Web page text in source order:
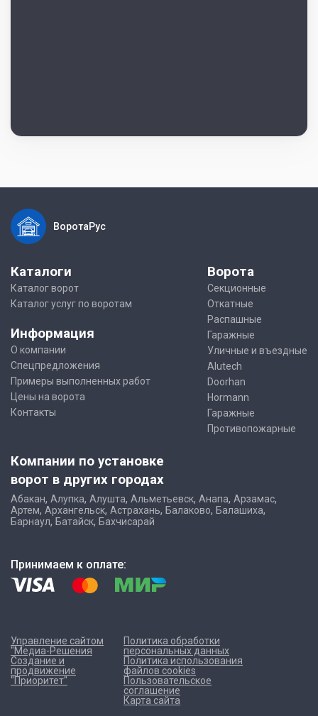
ВоротаРус
Каталоги
Каталог ворот
Каталог услуг по воротам
Информация
О компании
Спецпредложения
Примеры выполненных работ
Цены на ворота
Контакты
Ворота
Секционные
Откатные
Распашные
Гаражные
Уличные и въездные
Alutech
Doorhan
Hormann
Гаражные
Противопожарные
Компании по установке
ворот в других городах
Абакан, Алупка, Алушта, Альметьевск, Анапа, Арзамас,
Артем, Архангельск, Астрахань, Балаково, Балашиха,
Барнаул, Батайск, Бахчисарай
Принимаем к оплате:
Управление сайтом
"Медиа-Решения
Создание и
продвижение
"Приоритет"
Политика обработки
персональных данных
Политика использования
файлов cookies
Пользовательское
соглашение
Карта сайта